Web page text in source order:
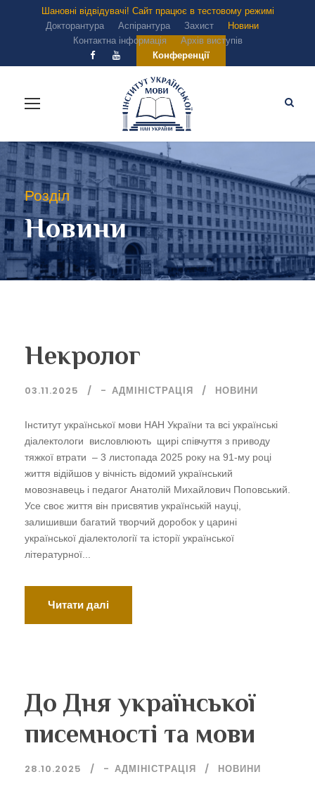
Шановні відвідувачі! Сайт працює в тестовому режимі
Докторантура
Аспірантура Захист
Новини
Контактна інформація
Архів виступів
Конференції
Розділ
Новини
Некролог
03.11.2025 - АДМІНІСТРАЦІЯ НОВИНИ
Інститут української мови НАН України та всі українські
діалектологи висловлюють щирі співчуття з приводу
тяжкої втрати – 3 листопада 2025 року на 91-му році
життя відійшов у вічність відомий український
мовознавець і педагог Анатолій Михайлович Поповський.
Усе своє життя він присвятив українській науці,
залишивши багатий творчий доробок у царині
української діалектології та історії української
літературної...
Читати далі
До Дня української
писемності та мови
28.10.2025 - АДМІНІСТРАЦІЯ НОВИНИ